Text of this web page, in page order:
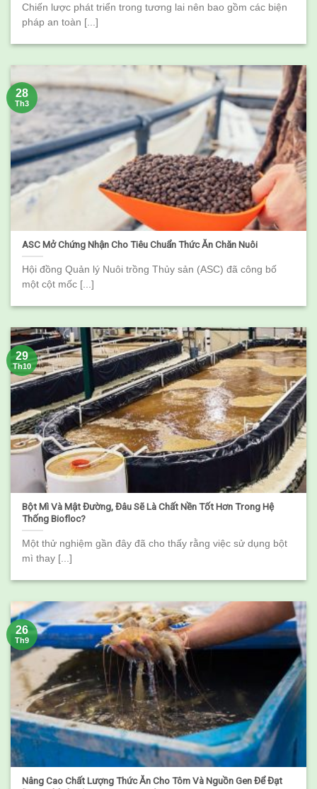
Chiến lược phát triển trong tương lai nên bao gồm các biện
pháp an toàn [...]
ASC Mở Chứng Nhận Cho Tiêu Chuẩn Thức Ăn Chăn Nuôi
Hội đồng Quản lý Nuôi trồng Thủy sản (ASC) đã công bố
một cột mốc [...]
28
Th3
Bột Mì Và Mật Đường, Đâu Sẽ Là Chất Nền Tốt Hơn Trong Hệ
Thống Biofloc?
Một thử nghiệm gần đây đã cho thấy rằng việc sử dụng bột
mì thay [...]
29
Th10
Nâng Cao Chất Lượng Thức Ăn Cho Tôm Và Nguồn Gen Để Đạt
26
Th9